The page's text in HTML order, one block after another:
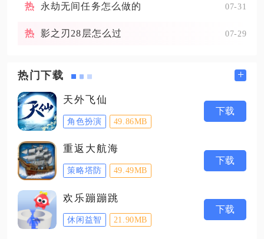
永劫无间任务怎么做的 07-31
影之刃28层怎么过 07-29
热门下载 +
天外飞仙
角色扮演 49.86MB
下载
重返大航海
策略塔防 49.49MB
下载
欢乐蹦蹦跳
休闲益智 21.90MB
下载